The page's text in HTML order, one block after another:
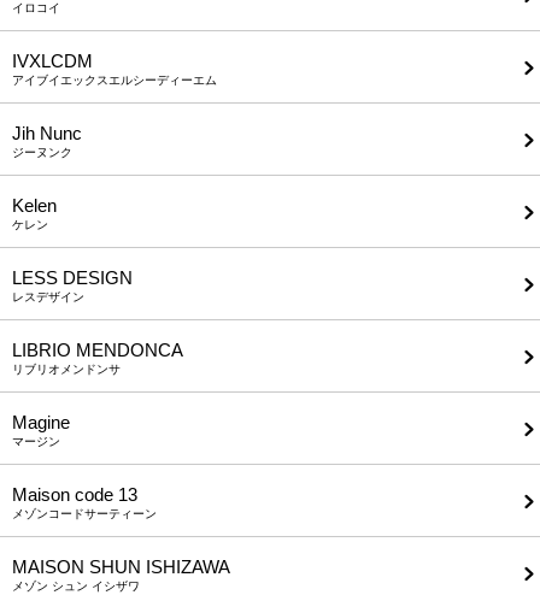
イロコイ
IVXLCDM
アイブイエックスエルシーディーエム
Jih Nunc
ジーヌンク
Kelen
ケレン
LESS DESIGN
レスデザイン
LIBRIO MENDONCA
リブリオメンドンサ
Magine
マージン
Maison code 13
メゾンコードサーティーン
MAISON SHUN ISHIZAWA
メゾン シュン イシザワ